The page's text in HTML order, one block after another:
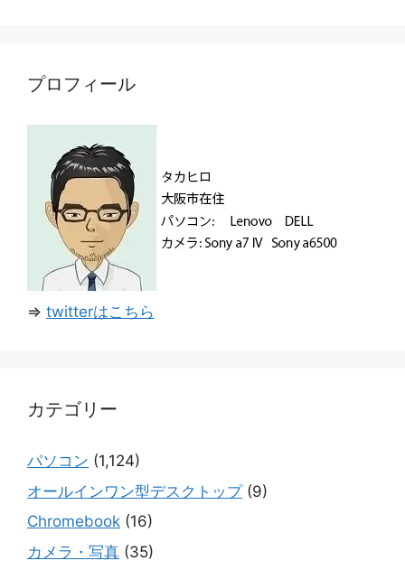
プロフィール
⇒ twitterはこちら
カテゴリー
パソコン (1,124)
オールインワン型デスクトップ(9)
Chromebook (16)
カメラ・写真 (35)